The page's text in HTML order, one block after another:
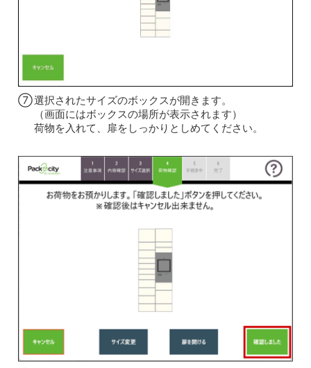
⑦選択されたサイズのボックスが開きます。
（画面にはボックスの場所が表示されます）
荷物を入れて、扉をしっかりとしめてください。